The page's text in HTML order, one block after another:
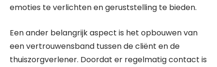
emoties te verlichten en geruststelling te bieden.
Een ander belangrijk aspect is het opbouwen van
een vertrouwensband tussen de cliënt en de
thuiszorgverlener. Doordat er regelmatig contact is